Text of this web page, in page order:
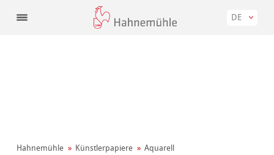
DE
Hahnemühle Künstler­papiere
Aquarell